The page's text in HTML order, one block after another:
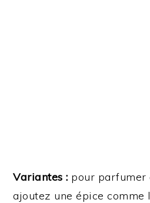
Variantes : pour parfumer
ajoutez une épice comme